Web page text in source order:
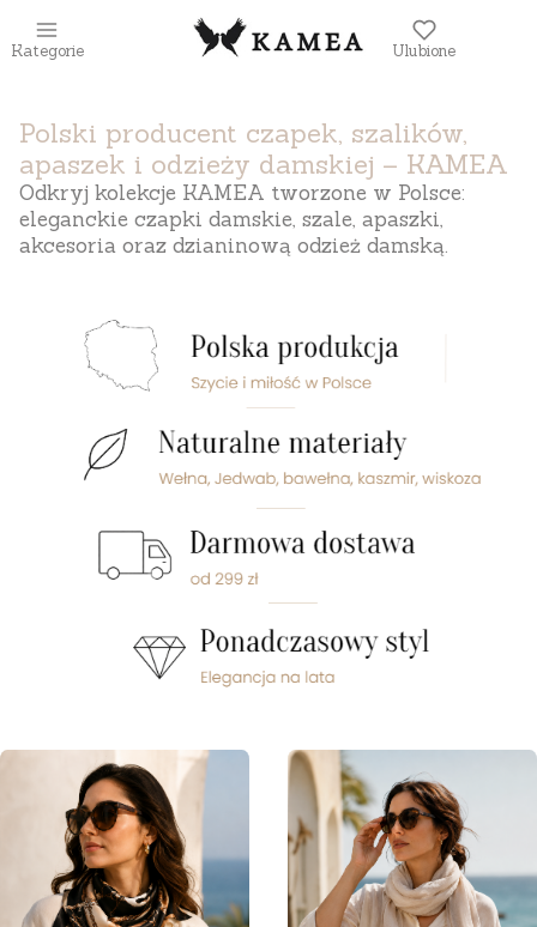
Kategorie Ulubione
Polski producent czapek, szalików,
apaszek i odzieży damskiej – KAMEA
Odkryj kolekcje KAMEA tworzone w Polsce:
eleganckie czapki damskie, szale, apaszki,
akcesoria oraz dzianinową odzież damską.